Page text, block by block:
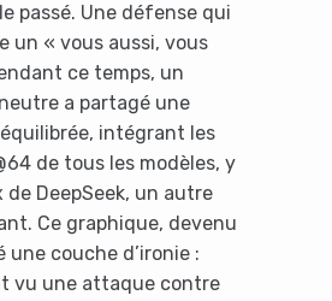
passé. Une défense qui
un « vous aussi, vous
ce temps, un
a partagé une
intégrant les
de tous les modèles, y
de DeepSeek, un autre
Ce graphique, devenu
une couche d’ironie :
vu une attaque contre